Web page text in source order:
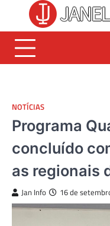
content
NOTÍCIAS
Programa
concluído
as regionais
Jan Info 16 de